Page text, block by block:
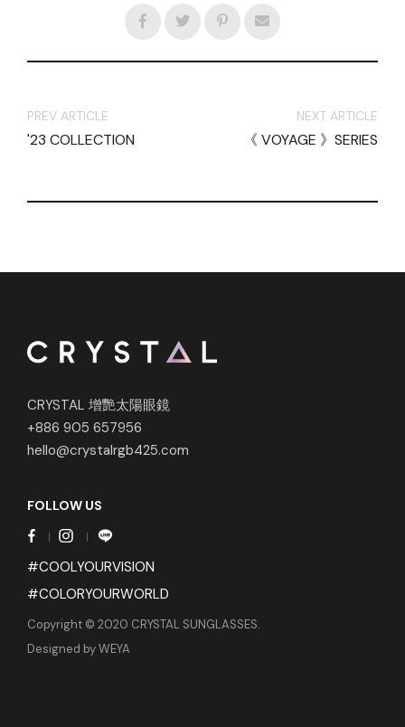
PREV ARTICLE
'23 COLLECTION
NEXT ARTICLE
《 VOYAGE 》SERIES
CRYSTAL 增艷太陽眼鏡
+886 905 657956
hello@crystalrgb425.com
FOLLOW US
#COOLYOURVISION
#COLORYOURWORLD
Copyright © 2020 CRYSTAL SUNGLASSES.
Designed byWEYA